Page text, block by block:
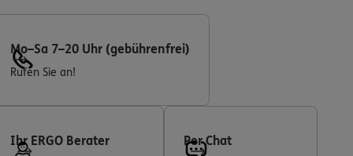
Mo–Sa 7–20 Uhr (gebührenfrei)
Rufen Sie an!
Ihr ERGO Berater Per Chat